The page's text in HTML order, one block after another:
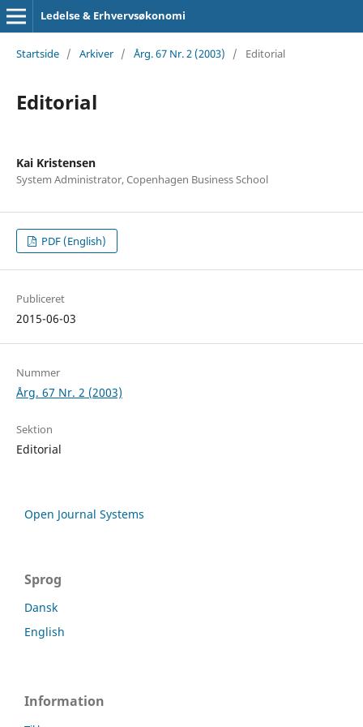
Ledelse & Erhvervsøkonomi
Startside / Arkiver / Årg. 67 Nr. 2 (2003) / Editorial
Editorial
Kai Kristensen
System Administrator, Copenhagen Business School
PDF (English)
Publiceret
2015-06-03
Nummer
Årg. 67 Nr. 2 (2003)
Sektion
Editorial
Open Journal Systems
Sprog
Dansk
English
Information